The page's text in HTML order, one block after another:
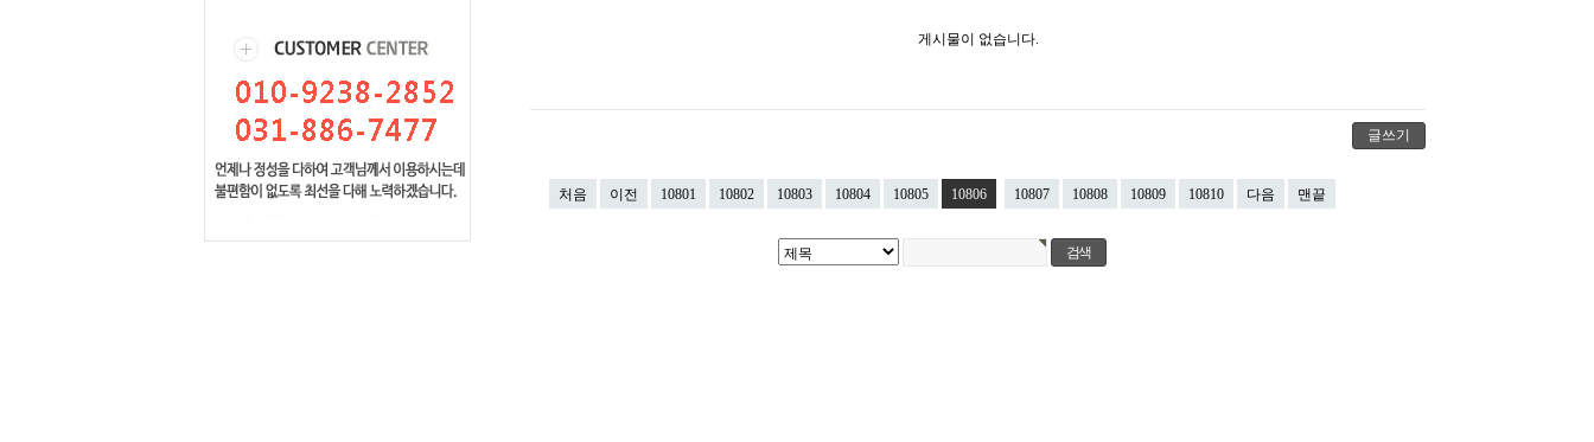
게시물이 없습니다.
글쓰기
처음 이전 10801 10802 10803 10804 10805 10806 10807 10808 10809 10810 다음 맨끝